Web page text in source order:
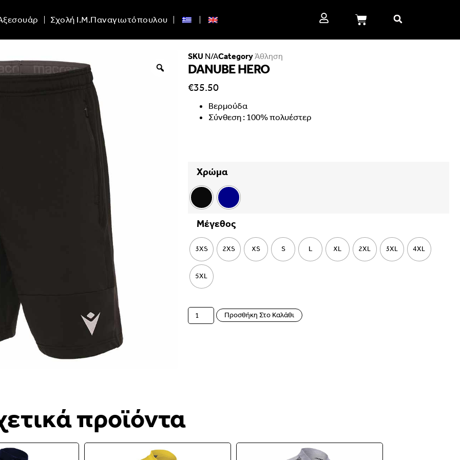
Σχολή Ι.Μ.Παναγιωτόπουλου
SKU N/ACategoryΆθληση
DANUBE HERO
€35.50
Βερμούδα
Σύνθεση : 100% πολυέστερ
Χρώμα
Μέγεθος
3XS 2XS XS S L XL 2XL 3XL 4XL
5XL
Προσθήκη Στο Καλάθι
προϊόντα